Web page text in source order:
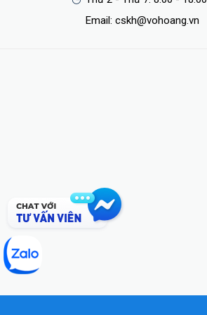
Email: cskh@vohoang.vn